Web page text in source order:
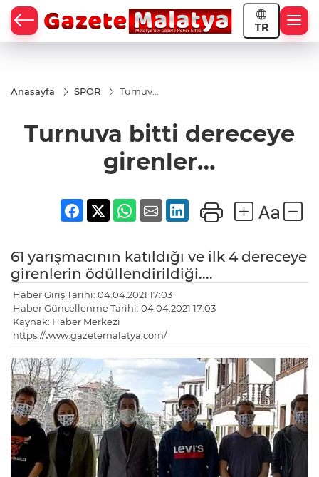
TR
Anasayfa SPOR
Turnuva
girenler…
Turnuva bitti dereceye
girenler…
61 yarışmacının katıldığı ve ilk 4 dereceye
girenlerin ödüllendirildiği....
Haber Giriş Tarihi: 04.04.2021 17:03
Haber Güncellenme Tarihi: 04.04.2021 17:03
Kaynak: Haber Merkezi
https://www.gazetemalatya.com/